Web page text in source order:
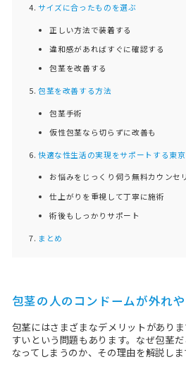
サイズに合ったものを選ぶ
正しい方法で装着する
違和感があればすぐに確認する
包茎を改善する
包茎を改善する方法
包茎手術
仮性包茎なら切らずに改善も
快適な性生活の実現をサポートする東
お悩みをじっくり伺う無料カウンセ
仕上がりを重視して丁寧に施術
術後もしっかりサポート
まとめ
包茎の人のコンドームが外れ
包茎にはさまざまなデメリットがあり
すいという問題もあります。なぜ包茎
なってしまうのか、その理由を解説しま